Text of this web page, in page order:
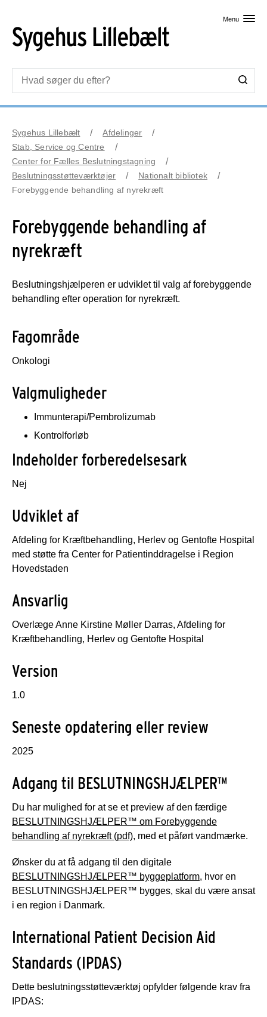
Menu
Sygehus Lillebælt
Afdelinger
Stab, Service og Centre
Center for Fælles Beslutningstagning
Beslutningsstøtteværktøjer
Nationalt bibliotek
Forebyggende behandling af nyrekræft
Forebyggende behandling af
nyrekræft
Beslutningshjælperen er udviklet til valg af forebyggende
behandling efter operation for nyrekræft.
Fagområde
Onkologi
Valgmuligheder
Immunterapi/Pembrolizumab
Kontrolforløb
Indeholder forberedelsesark
Nej
Udviklet af
Afdeling for Kræftbehandling, Herlev og Gentofte Hospital
med støtte fra Center for Patientinddragelse i Region
Hovedstaden
Ansvarlig
Overlæge Anne Kirstine Møller Darras, Afdeling for
Kræftbehandling, Herlev og Gentofte Hospital
Version
1.0
Seneste opdatering eller review
2025
Adgang til BESLUTNINGSHJÆLPER™
Du har mulighed for at se et preview af den færdige
BESLUTNINGSHJÆLPER™ om Forebyggende
behandling af nyrekræft (pdf), med et påført vandmærke.
Ønsker du at få adgang til den digitale
BESLUTNINGSHJÆLPER™ byggeplatform, hvor en
BESLUTNINGSHJÆLPER™ bygges, skal du være ansat
i en region i Danmark.
International Patient Decision Aid
Standards (IPDAS)
Dette beslutningsstøtteværktøj opfylder følgende krav fra
IPDAS: